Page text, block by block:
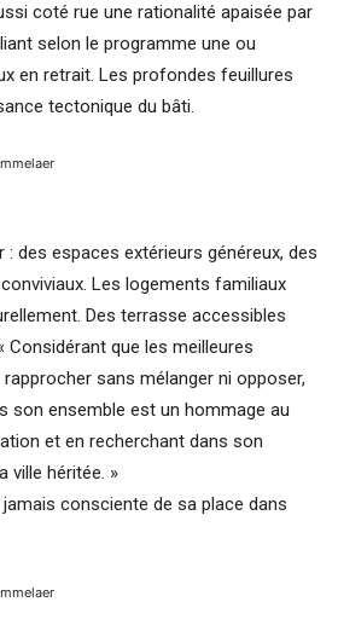
coté rue une rationalité apaisée par
selon le programme une ou
en retrait. Les profondes feuillures
tectonique du bâti.
des espaces extérieurs généreux, des
Les logements familiaux
Des terrasse accessibles
Considérant que les meilleures
sans mélanger ni opposer,
son ensemble est un hommage au
et en recherchant dans son
ville héritée. »
consciente de sa place dans